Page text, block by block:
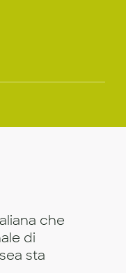
che
di
sta